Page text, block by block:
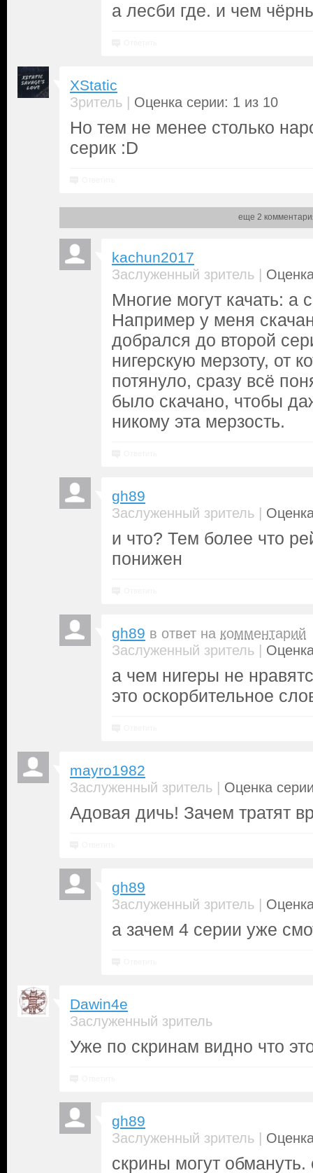
а лесби где. и чем
XStatic
Зритель | Оценка серии: 1 из 10
Но тем не менее столько
серик :D
еще 2
kachun2017
Заслуженный зритель |
Многие могут качать: а
Например у меня
добрался до второй
нигерскую мерзоту, от
потянуло, сразу всё
было скачано, чтобы
никому эта мерзость.
gh89
Заслуженный зритель |
и что? Тем более что
понижен
gh89 в ответ на комментарий
Заслуженный зритель |
а чем нигеры не
это оскорбительное
mayro1982
Заслуженный зритель | Оценка
Адовая дичь! Зачем тратят
gh89
Заслуженный зритель |
а зачем 4 серии уже
Dawin4e
Заслуженный зритель
Уже по скринам видно что
gh89
Заслуженный зритель |
скрины могут обмануть.